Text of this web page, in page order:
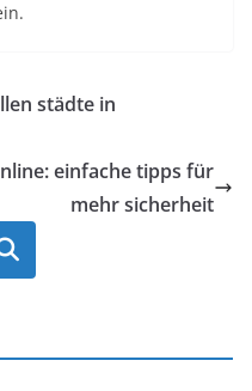
städte in
einfache tipps für
mehr sicherheit